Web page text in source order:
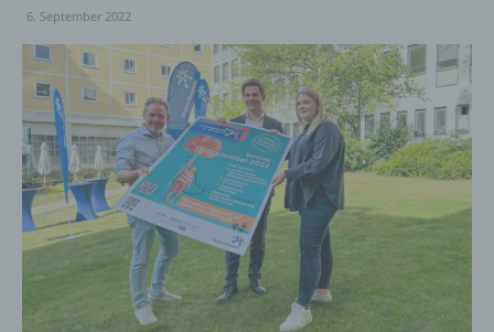
6. September 2022